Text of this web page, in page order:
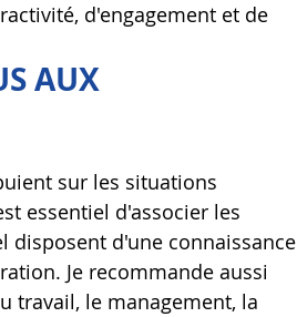
d'engagement et de
AUX
sur les situations
essentiel d'associer les
disposent d'une connaissance
Je recommande aussi
travail, le management, la